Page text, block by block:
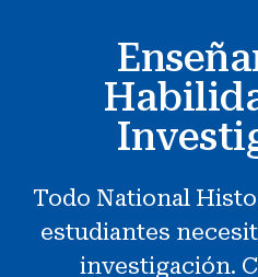
Recursos para
Herramientas para el
institutos
Enseñanza de
Investigación
Todo National
estudiantes
investigación.